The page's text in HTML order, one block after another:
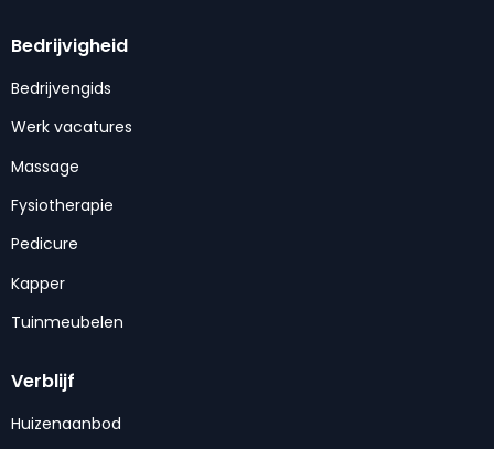
Bedrijvigheid
Bedrijvengids
Werk vacatures
Massage
Fysiotherapie
Pedicure
Kapper
Tuinmeubelen
Verblijf
Huizenaanbod